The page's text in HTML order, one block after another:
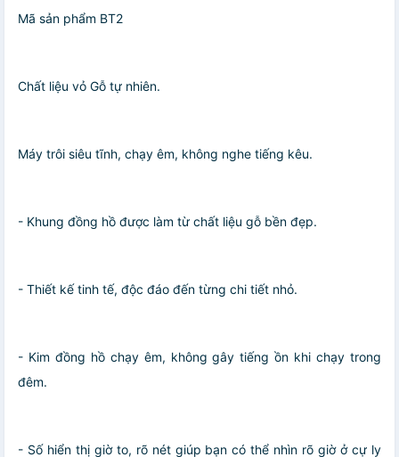
Mã sản phẩm BT2
Chất liệu vỏ Gỗ tự nhiên.
Máy trôi siêu tĩnh, chạy êm, không nghe tiếng kêu.
- Khung đồng hồ được làm từ chất liệu gỗ bền đẹp.
- Thiết kế tinh tế, độc đáo đến từng chi tiết nhỏ.
- Kim đồng hồ chạy êm, không gây tiếng ồn khi chạy trong
đêm.
- Số hiển thị giờ to, rõ nét giúp bạn có thể nhìn rõ giờ ở cự ly